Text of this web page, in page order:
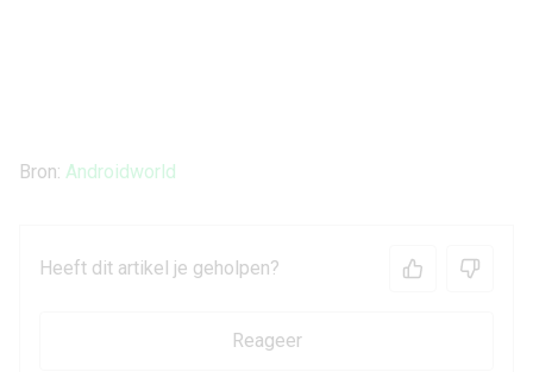
Bron: Androidworld
Heeft dit artikel je geholpen?
Reageer